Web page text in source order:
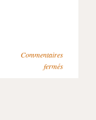
Commentaires
fermés